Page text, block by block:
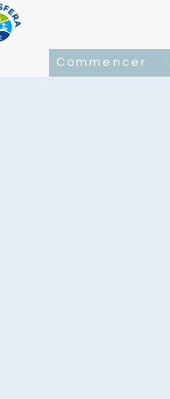
Commencer